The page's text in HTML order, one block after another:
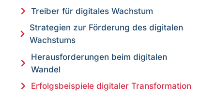
Treiber für digitales Wachstum
Strategien zur Förderung des digitalen
Wachstums
Herausforderungen beim digitalen
Wandel
Erfolgsbeispiele digitaler Transformation